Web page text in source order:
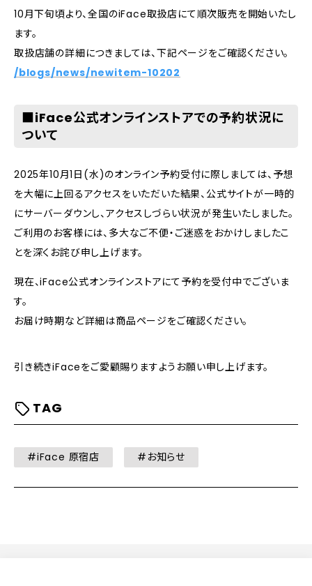
10月下旬頃より、全国のiFace取扱店にて順次販売を開始いたし
ます。
取扱店舗の詳細につきましては、下記ページをご確認ください。
/blogs/news/newitem-10202
■iFace公式オンラインストアでの予約状況に
ついて
2025年10月1日(水)のオンライン予約受付に際しましては、予想
を大幅に上回るアクセスをいただいた結果、公式サイトが一時的
にサーバーダウンし、アクセスしづらい状況が発生いたしました。
ご利用のお客様には、多大なご不便・ご迷惑をおかけしましたこ
とを深くお詫び申し上げます。
現在、iFace公式オンラインストアにて予約を受付中でございま
す。
お届け時期など詳細は商品ページをご確認ください。
引き続きiFaceをご愛顧賜りますようお願い申し上げます。
TAG
#iFace 原宿店 #お知らせ